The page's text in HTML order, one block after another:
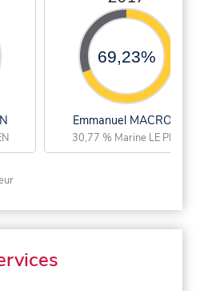
69,23%
Emmanuel MACRON
30,77 % Marine LE PEN